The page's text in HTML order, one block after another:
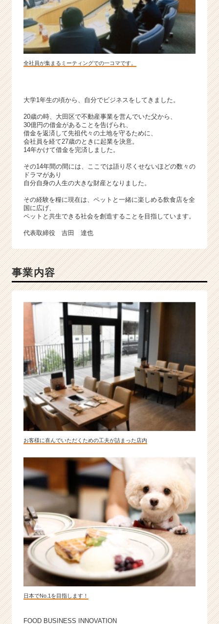
|
ベ
ン
ャ
ー・
企
か
ら
ス
カ
ト
届
く
活
サ
ト
キ
ャ
リ
h
e
e
r
a
r
e
e
r）
全社員が集まるミーティングでの一コマです。
大学1年生の頃から、自分でビジネスをしてきました。
20歳の時、大田区で不動産事業を営んでいた父から、
30億円の借金があることを告げられ、
借金を返済して先祖代々の土地を守るために、
会社員を経て27歳のときに起業を決意。
14年かけて借金を完済しました。
その14年間の間には、ここでは語り尽くせないほどの数々の
ドラマがあり
自分自身の人生の大きな財産となりました。
その経験を糧に現在は、ペットと一緒に楽しめる飲食店を全
国に広げ、
ペットと共生できる社会を創造することを目指しています。
代表取締役 吉田 達也
事業内容
お客様に喜んでいただくための工夫が詰まった店内
日本でNo.1を目指します！
FOOD BUSINESS INNOVATION